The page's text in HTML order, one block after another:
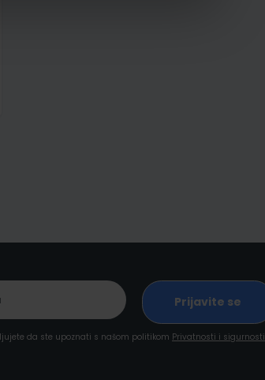
da ste upoznati s našom politikom Privatnosti i sigurnosti